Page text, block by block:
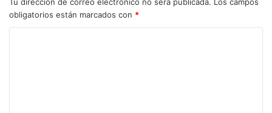
obligatorios están marcados con *